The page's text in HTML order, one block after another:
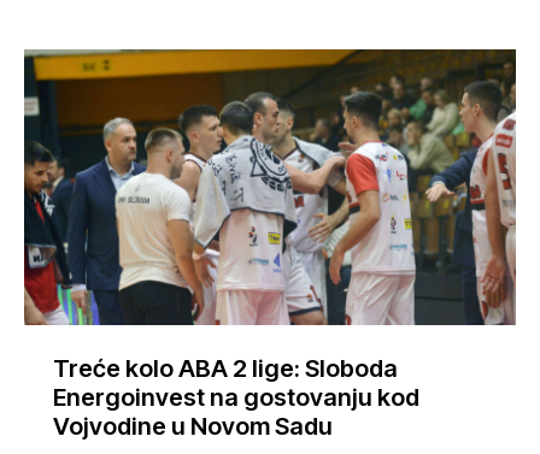
Treće kolo ABA 2 lige: Sloboda
Energoinvest na gostovanju kod
Vojvodine u Novom Sadu